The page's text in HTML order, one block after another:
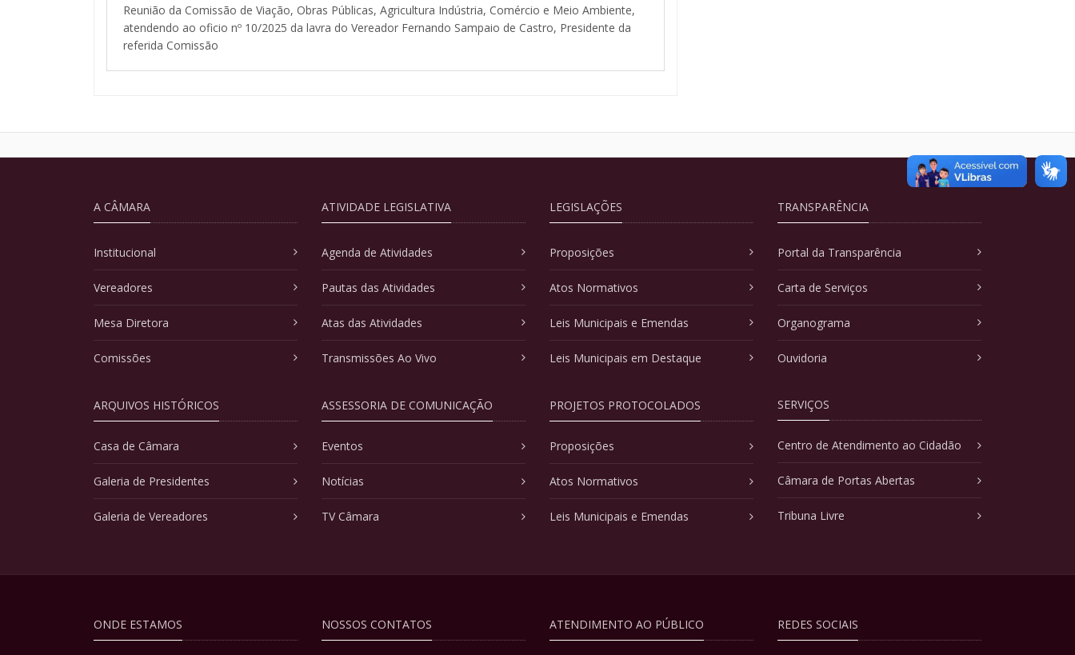
Reunião da Comissão de Viação, Obras Públicas, Agricultura Indústria, Comércio e Meio Ambiente,
atendendo ao oficio nº 10/2025 da lavra do Vereador Fernando Sampaio de Castro, Presidente da
referida Comissão
A CÂMARA
Institucional
Vereadores
Mesa Diretora
Comissões
ARQUIVOS HISTÓRICOS
Casa de Câmara
Galeria de Presidentes
Galeria de Vereadores
ATIVIDADE LEGISLATIVA
Agenda de Atividades
Pautas das Atividades
Atas das Atividades
Transmissões Ao Vivo
ASSESSORIA DE COMUNICAÇÃO
Eventos
Notícias
TV Câmara
LEGISLAÇÕES
Proposições
Atos Normativos
Leis Municipais e Emendas
Leis Municipais em Destaque
PROJETOS PROTOCOLADOS
Proposições
Atos Normativos
Leis Municipais e Emendas
TRANSPARÊNCIA
Portal da Transparência
Carta de Serviços
Organograma
Ouvidoria
SERVIÇOS
Centro de Atendimento ao Cidadão
Câmara de Portas Abertas
Tribuna Livre
ONDE ESTAMOS NOSSOS CONTATOS ATENDIMENTO AO PÚBLICO REDES SOCIAIS